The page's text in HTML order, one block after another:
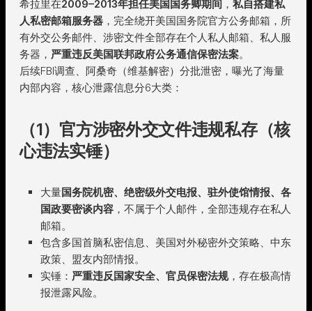
希拉里在2009–2013年担任美国国务卿期间 ， 私自搭建私
人私密邮箱服务器 ，完全绕开美国国务院官方公务邮箱，所
有外交公务邮件、涉密文件全部存在个人私人邮箱、私人服
务器， 严重违反美国联邦政府公务通信保密法案。
后续FBI调查、阿桑奇（维基解密）分批泄密，曝光了海量
内部内容，核心泄露信息分6大类：
（1）官方涉密外交文件违规私存（核
心违法实锤）
大量国务院机密、绝密级外交电报、驻外使馆情报、各
国政要密谈内容 ，不属于个人邮件，全部违规存在私人
邮箱。
包含多国首脑私密信息、美国对外秘密外交策略、中东
政策、盟友内部情报。
实锤： 严重违反国家安全、官员保密法规，存在极高情
报泄露风险。